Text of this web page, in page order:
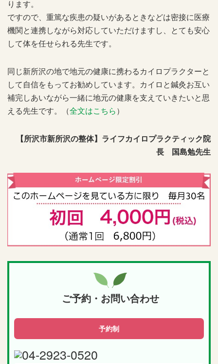
ります。
ですので、重篤な疾患の疑いがあるときなどは密接に医療
機関と連携しながら対応していただけますし、とても安心
して体を任せられる先生です。
同じ新所沢の地で地元の健康に携わるカイロプラクターと
して自信をもってお勧めしています。カイロと鍼灸お互い
補完しあいながら一緒に地元の健康を支えていきたいと思
える先生です。（全文はこちら）
【所沢市新所沢の整体】ライフカイロプラクティック院
長 国島勉先生
ご予約・お問い合わせ
予約制
04-2923-0520